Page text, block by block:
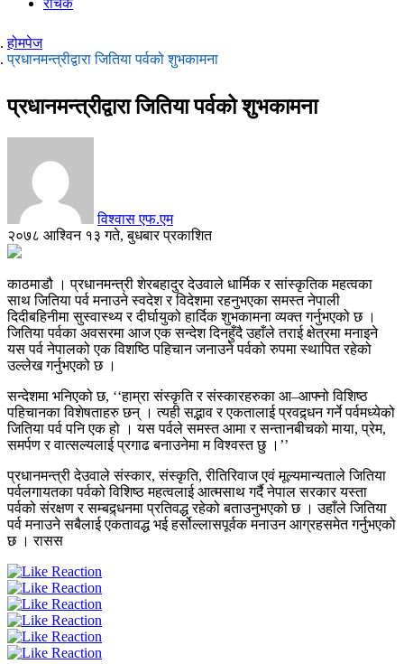
रोचक
होमपेज
प्रधानमन्त्रीद्वारा जितिया पर्वको शुभकामना
प्रधानमन्त्रीद्वारा जितिया पर्वको शुभकामना
विश्वास एफ.एम
२०७८ आश्विन १३ गते, बुधबार प्रकाशित
काठमाडौ । प्रधानमन्त्री शेरबहादुर देउवाले धार्मिक र सांस्कृतिक महत्वका
साथ जितिया पर्व मनाउने स्वदेश र विदेशमा रहनुभएका समस्त नेपाली
दिदीबहिनीमा सुस्वास्थ्य र दीर्घायुको हार्दिक शुभकामना व्यक्त गर्नुभएको छ ।
जितिया पर्वका अवसरमा आज एक सन्देश दिनहुँदै उहाँले तराई क्षेत्रमा मनाइने
यस पर्व नेपालको एक विशष्ठि पहिचान जनाउने पर्वको रुपमा स्थापित रहेको
उल्लेख गर्नुभएको छ ।
सन्देशमा भनिएको छ, ‘‘हाम्रा संस्कृति र संस्कारहरुका आ–आफ्नो विशिष्ठ
पहिचानका विशेषताहरु छन् । त्यही सद्भाव र एकतालाई प्रवद्र्धन गर्ने पर्वमध्येको
जितिया पर्व पनि एक हो । यस पर्वले समस्त आमा र सन्तानबीचको माया, प्रेम,
समर्पण र वात्सल्यलाई प्रगाढ बनाउनेमा म विश्वस्त छु ।’’
प्रधानमन्त्री देउवाले संस्कार, संस्कृति, रीतिरिवाज एवं मूल्यमान्यताले जितिया
पर्वलगायतका पर्वको विशिष्ठ महत्वलाई आत्मसाथ गर्दै नेपाल सरकार यस्ता
पर्वको संरक्षण र सम्बद्र्धनमा प्रतिवद्ध रहेको बताउनुभएको छ । उहाँले जितिया
पर्व मनाउने सबैलाई एकतावद्ध भई हर्सोल्लासपूर्वक मनाउन आग्रहसमेत गर्नुभएको
छ । रासस